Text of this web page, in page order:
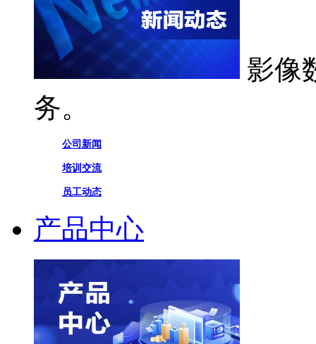
影像
务。
公司新闻
培训交流
员工动态
产品中心